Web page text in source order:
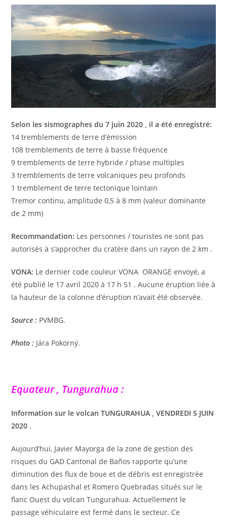
Selon les sismographes du 7 juin 2020 , il a été enregistré:
14 tremblements de terre d’émission
108 tremblements de terre à basse fréquence
9 tremblements de terre hybride / phase multiples
3 tremblements de terre volcaniques peu profonds
1 tremblement de terre tectonique lointain
Tremor continu, amplitude 0,5 à 8 mm (valeur dominante
de 2 mm)
Recommandation: Les personnes / touristes ne sont pas
autorisés à s’approcher du cratère dans un rayon de 2 km .
VONA: Le dernier code couleur VONA ORANGE envoyé, a
été publié le 17 avril 2020 à 17 h 51 . Aucune éruption liée à
la hauteur de la colonne d’éruption n’avait été observée.
Source : PVMBG.
Photo : Jára Pokorný.
Equateur , Tungurahua :
Information sur le volcan TUNGURAHUA , VENDREDI 5 JUIN
2020 .
Aujourd’hui, Javier Mayorga de la zone de gestion des
risques du GAD Cantonal de Baños rapporte qu’une
diminution des flux de boue et de débris est enregistrée
dans les Achupashal et Romero Quebradas situés sur le
flanc Ouest du volcan Tungurahua. Actuellement le
passage véhiculaire est fermé dans le secteur. Ce